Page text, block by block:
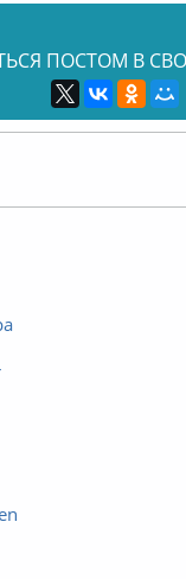
ПОСТОМ В